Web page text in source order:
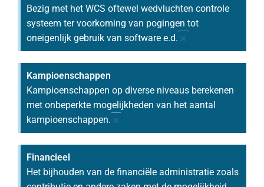
Bezig met het WCS oftewel wedvluchten controle
systeem ter voorkoming van pogingen tot
oneigenlijk gebruik van software e.d. ×
Kampioenschappen
Kampioenschappen op diverse niveaus berekenen
met onbeperkte mogelijkheden van het aantal
kampioenschappen. ×
Financieel
Het bijhouden van de financiële administratie zoals